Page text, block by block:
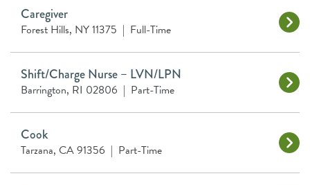
Caregiver
Forest Hills, NY 11375 | Full-Time
Shift/Charge Nurse – LVN/LPN
Barrington, RI 02806 | Part-Time
Cook
Tarzana, CA 91356 | Part-Time